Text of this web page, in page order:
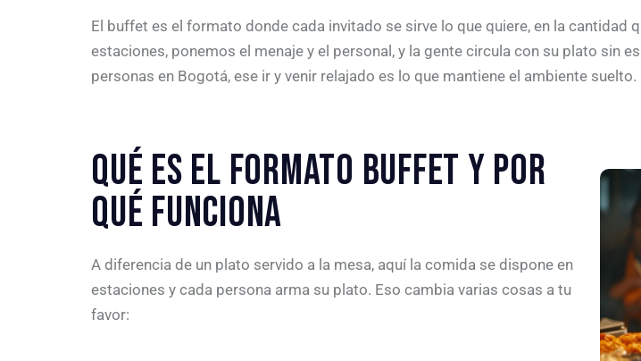
El buffet es el formato donde cada invitado se sirve lo que quiere, en la cantidad
estaciones, ponemos el menaje y el personal, y la gente circula con su plato sin
personas en Bogotá, ese ir y venir relajado es lo que mantiene el ambiente suelto.
QUÉ ES EL FORMATO BUFFET Y POR
QUÉ FUNCIONA
A diferencia de un plato servido a la mesa, aquí la comida se dispone en
estaciones y cada persona arma su plato. Eso cambia varias cosas a tu
favor: